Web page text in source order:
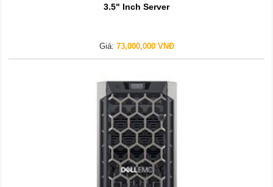
3.5" Inch Server
Giá: 73,000,000 VNĐ